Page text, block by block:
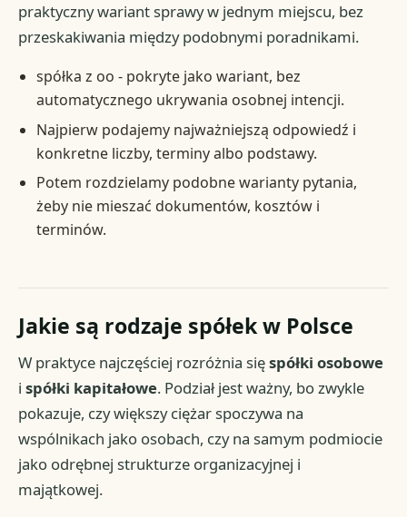
praktyczny wariant sprawy w jednym miejscu, bez
przeskakiwania między podobnymi poradnikami.
spółka z oo - pokryte jako wariant, bez
automatycznego ukrywania osobnej intencji.
Najpierw podajemy najważniejszą odpowiedź i
konkretne liczby, terminy albo podstawy.
Potem rozdzielamy podobne warianty pytania,
żeby nie mieszać dokumentów, kosztów i
terminów.
Jakie są rodzaje spółek w Polsce
W praktyce najczęściej rozróżnia sięspółki osobowe
ispółki kapitałowe. Podział jest ważny, bo zwykle
pokazuje, czy większy ciężar spoczywa na
wspólnikach jako osobach, czy na samym podmiocie
jako odrębnej strukturze organizacyjnej i
majątkowej.